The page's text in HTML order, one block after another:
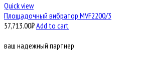
Quick view
Площадочный вибратор MVF2200/3
57,713.00₽Add to cart
ваш надежный партнер